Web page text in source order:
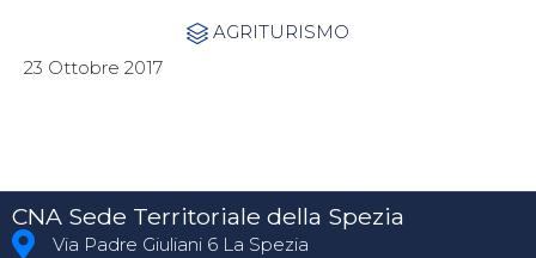
 Category
AGRITURISMO
23 Ottobre 2017
CNA Sede Territoriale della Spezia
Via Padre Giuliani 6 La Spezia